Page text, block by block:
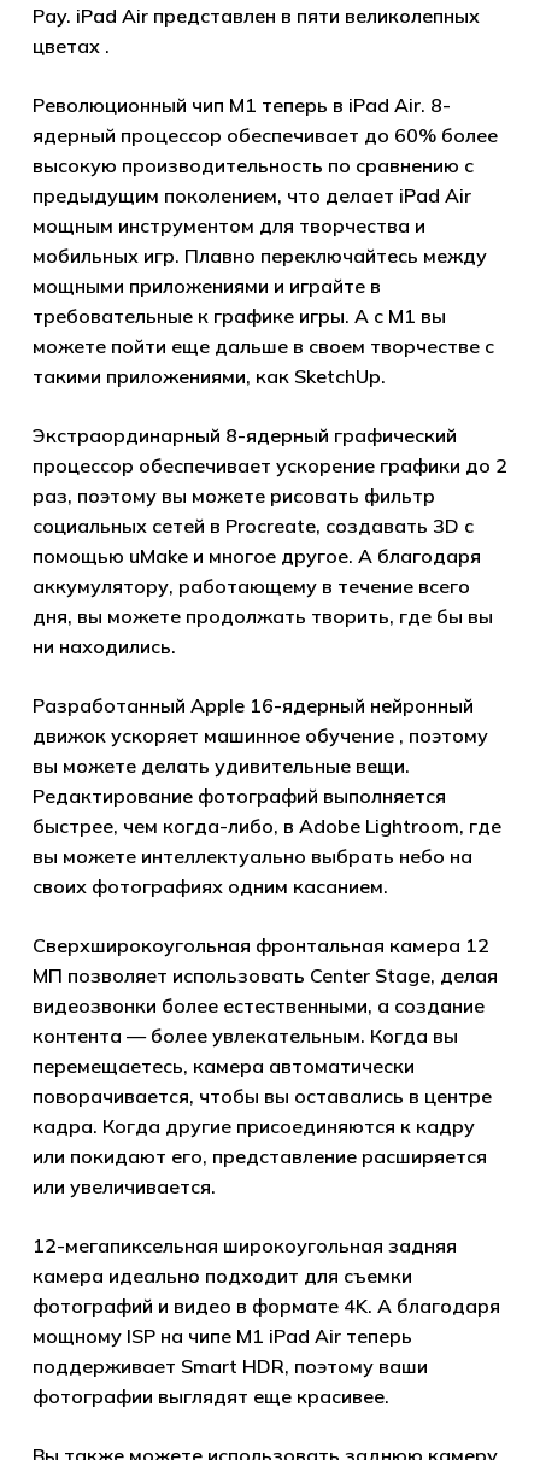
Pay. iPad Air представлен в пяти великолепных
цветах .
Революционный чип M1 теперь в iPad Air. 8-
ядерный процессор обеспечивает до 60% более
высокую производительность по сравнению с
предыдущим поколением, что делает iPad Air
мощным инструментом для творчества и
мобильных игр. Плавно переключайтесь между
мощными приложениями и играйте в
требовательные к графике игры. А с M1 вы
можете пойти еще дальше в своем творчестве с
такими приложениями, как SketchUp.
Экстраординарный 8-ядерный графический
процессор обеспечивает ускорение графики до 2
раз, поэтому вы можете рисовать фильтр
социальных сетей в Procreate, создавать 3D с
помощью uMake и многое другое. А благодаря
аккумулятору, работающему в течение всего
дня, вы можете продолжать творить, где бы вы
ни находились.
Разработанный Apple 16-ядерный нейронный
движок ускоряет машинное обучение , поэтому
вы можете делать удивительные вещи.
Редактирование фотографий выполняется
быстрее, чем когда-либо, в Adobe Lightroom, где
вы можете интеллектуально выбрать небо на
своих фотографиях одним касанием.
Сверхширокоугольная фронтальная камера 12
МП позволяет использовать Center Stage, делая
видеозвонки более естественными, а создание
контента — более увлекательным. Когда вы
перемещаетесь, камера автоматически
поворачивается, чтобы вы оставались в центре
кадра. Когда другие присоединяются к кадру
или покидают его, представление расширяется
или увеличивается.
12-мегапиксельная широкоугольная задняя
камера идеально подходит для съемки
фотографий и видео в формате 4K. А благодаря
мощному ISP на чипе M1 iPad Air теперь
поддерживает Smart HDR, поэтому ваши
фотографии выглядят еще красивее.